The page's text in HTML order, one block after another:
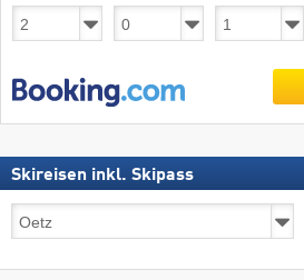
Skireisen inkl. Skipass
Skireisen
inkl.